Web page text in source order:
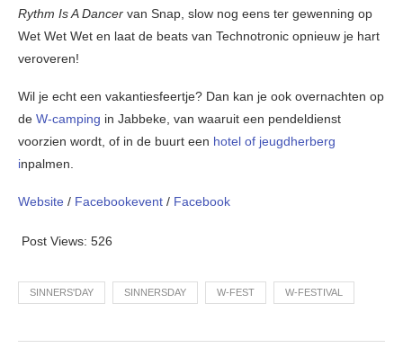
Rythm Is A Dancer van Snap, slow nog eens ter gewenning op
Wet Wet Wet en laat de beats van Technotronic opnieuw je hart
veroveren!
Wil je echt een vakantiesfeertje? Dan kan je ook overnachten op
de W-camping in Jabbeke, van waaruit een pendeldienst
voorzien wordt, of in de buurt een hotel of jeugdherberg
inpalmen.
Website / Facebookevent / Facebook
Post Views: 526
SINNERS'DAY SINNERSDAY W-FEST W-FESTIVAL